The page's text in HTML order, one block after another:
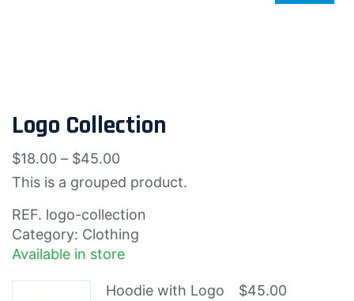
Logo Collection
$18.00 – $45.00
This is a grouped product.
REF. logo-collection
Category: Clothing
Available in store
Hoodie with Logo $45.00